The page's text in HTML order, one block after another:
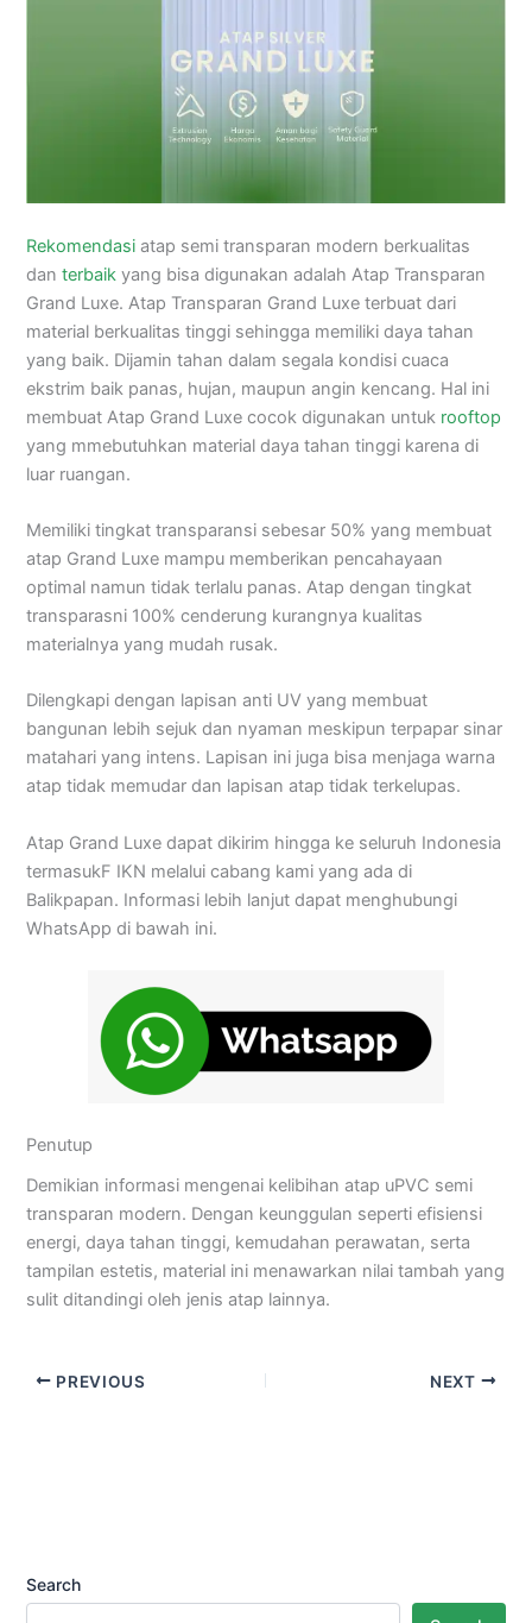
Rekomendasi atap semi transparan modern berkualitas
danterbaik yang bisa digunakan adalah Atap Transparan
Grand Luxe. Atap Transparan Grand Luxe terbuat dari
material berkualitas tinggi sehingga memiliki daya tahan
yang baik. Dijamin tahan dalam segala kondisi cuaca
ekstrim baik panas, hujan, maupun angin kencang. Hal ini
membuat Atap Grand Luxe cocok digunakan untuk rooftop
yang mmebutuhkan material daya tahan tinggi karena di
luar ruangan.
Memiliki tingkat transparansi sebesar 50% yang membuat
atap Grand Luxe mampu memberikan pencahayaan
optimal namun tidak terlalu panas. Atap dengan tingkat
transparasni 100% cenderung kurangnya kualitas
materialnya yang mudah rusak.
Dilengkapi dengan lapisan anti UV yang membuat
bangunan lebih sejuk dan nyaman meskipun terpapar sinar
matahari yang intens. Lapisan ini juga bisa menjaga warna
atap tidak memudar dan lapisan atap tidak terkelupas.
Atap Grand Luxe dapat dikirim hingga ke seluruh Indonesia
termasukF IKN melalui cabang kami yang ada di
Balikpapan. Informasi lebih lanjut dapat menghubungi
WhatsApp di bawah ini.
Penutup
Demikian informasi mengenai kelibihan atap uPVC semi
transparan modern. Dengan keunggulan seperti efisiensi
energi, daya tahan tinggi, kemudahan perawatan, serta
tampilan estetis, material ini menawarkan nilai tambah yang
sulit ditandingi oleh jenis atap lainnya.
PREVIOUS NEXT
Search